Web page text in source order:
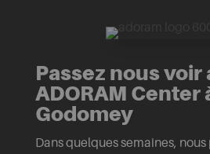
Passez nous voir
ADORAM Center
Godomey
Dans quelques semaines, nous